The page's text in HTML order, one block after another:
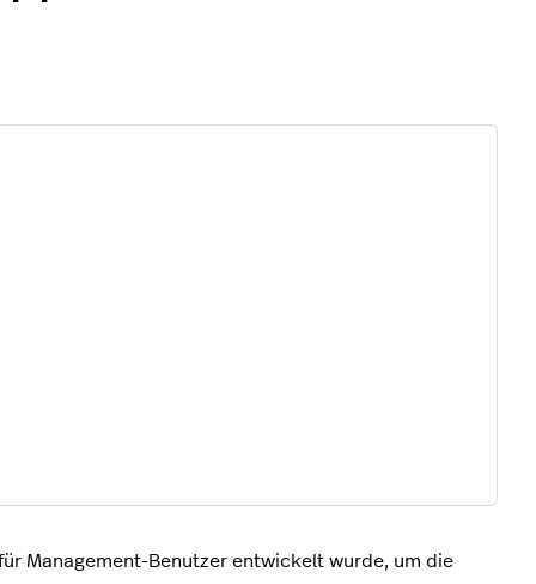
Management-Benutzer entwickelt wurde, um die